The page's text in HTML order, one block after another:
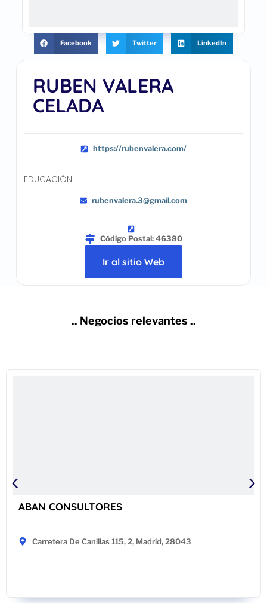
RUBEN VALERA
CELADA
https://rubenvalera.com/
EDUCACIÓN
rubenvalera.3@gmail.com
Código Postal: 46380
Ir al sitio Web
Facebook Twitter LinkedIn
.. Negocios relevantes ..
ABAN CONSULTORES
Carretera De Canillas 115, 2, Madrid, 28043